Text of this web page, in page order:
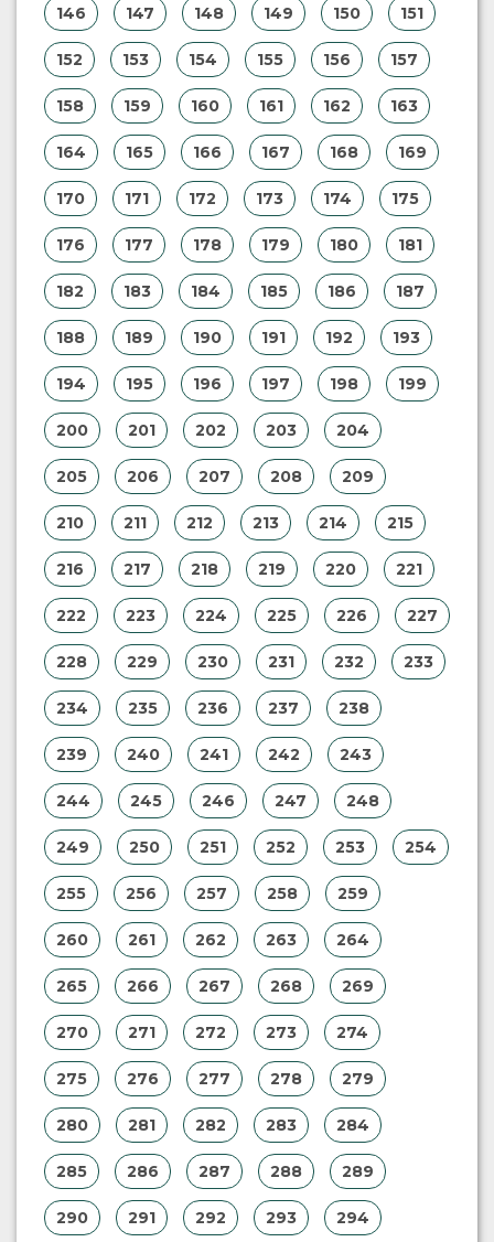
146 147 148 149 150 151
152 153 154 155 156 157
158 159 160 161 162 163
164 165 166 167 168 169
170 171 172 173 174 175
176 177 178 179 180 181
182 183 184 185 186 187
188 189 190 191 192 193
194 195 196 197 198 199
200 201 202 203 204
205 206 207 208 209
210 211 212 213 214 215
216 217 218 219 220 221
222 223 224 225 226 227
228 229 230 231 232 233
234 235 236 237 238
239 240 241 242 243
244 245 246 247 248
249 250 251 252 253 254
255 256 257 258 259
260 261 262 263 264
265 266 267 268 269
270 271 272 273 274
275 276 277 278 279
280 281 282 283 284
285 286 287 288 289
290 291 292 293 294